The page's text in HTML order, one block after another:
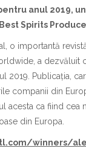
anul 2019,
Spirits
o importantă
a dezvăluit
2019. Publicația,
companii din
acesta ca fiind cea
din Europa.
winners/